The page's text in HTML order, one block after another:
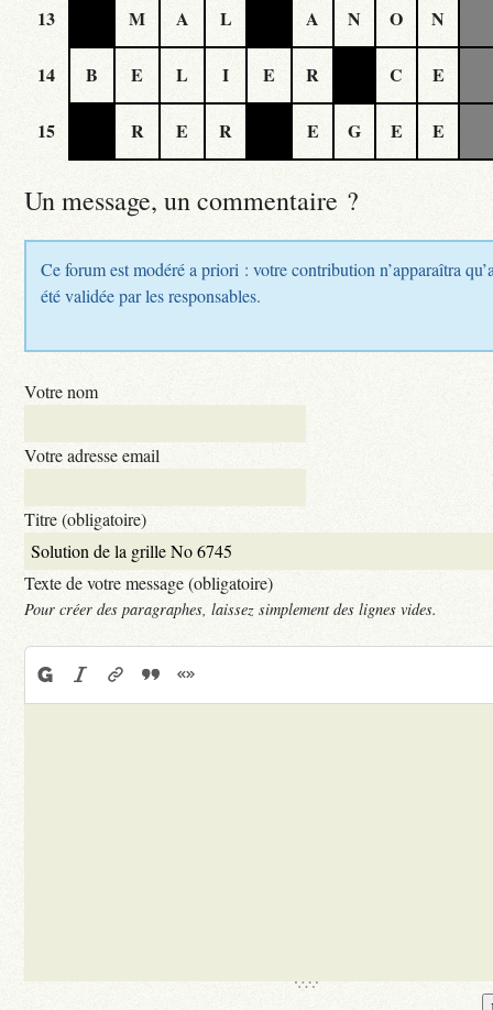
13 M A L A N O N
14 B E L I E R C E
15 R E R E G E E
Un message, un commentaire ?
Ce forum est modéré a priori : votre contribution n’apparaîtra
été validée par les responsables.
Votre nom
Votre adresse email
Titre (obligatoire)
Texte de votre message (obligatoire)
Pour créer des paragraphes, laissez simplement des lignes vides.